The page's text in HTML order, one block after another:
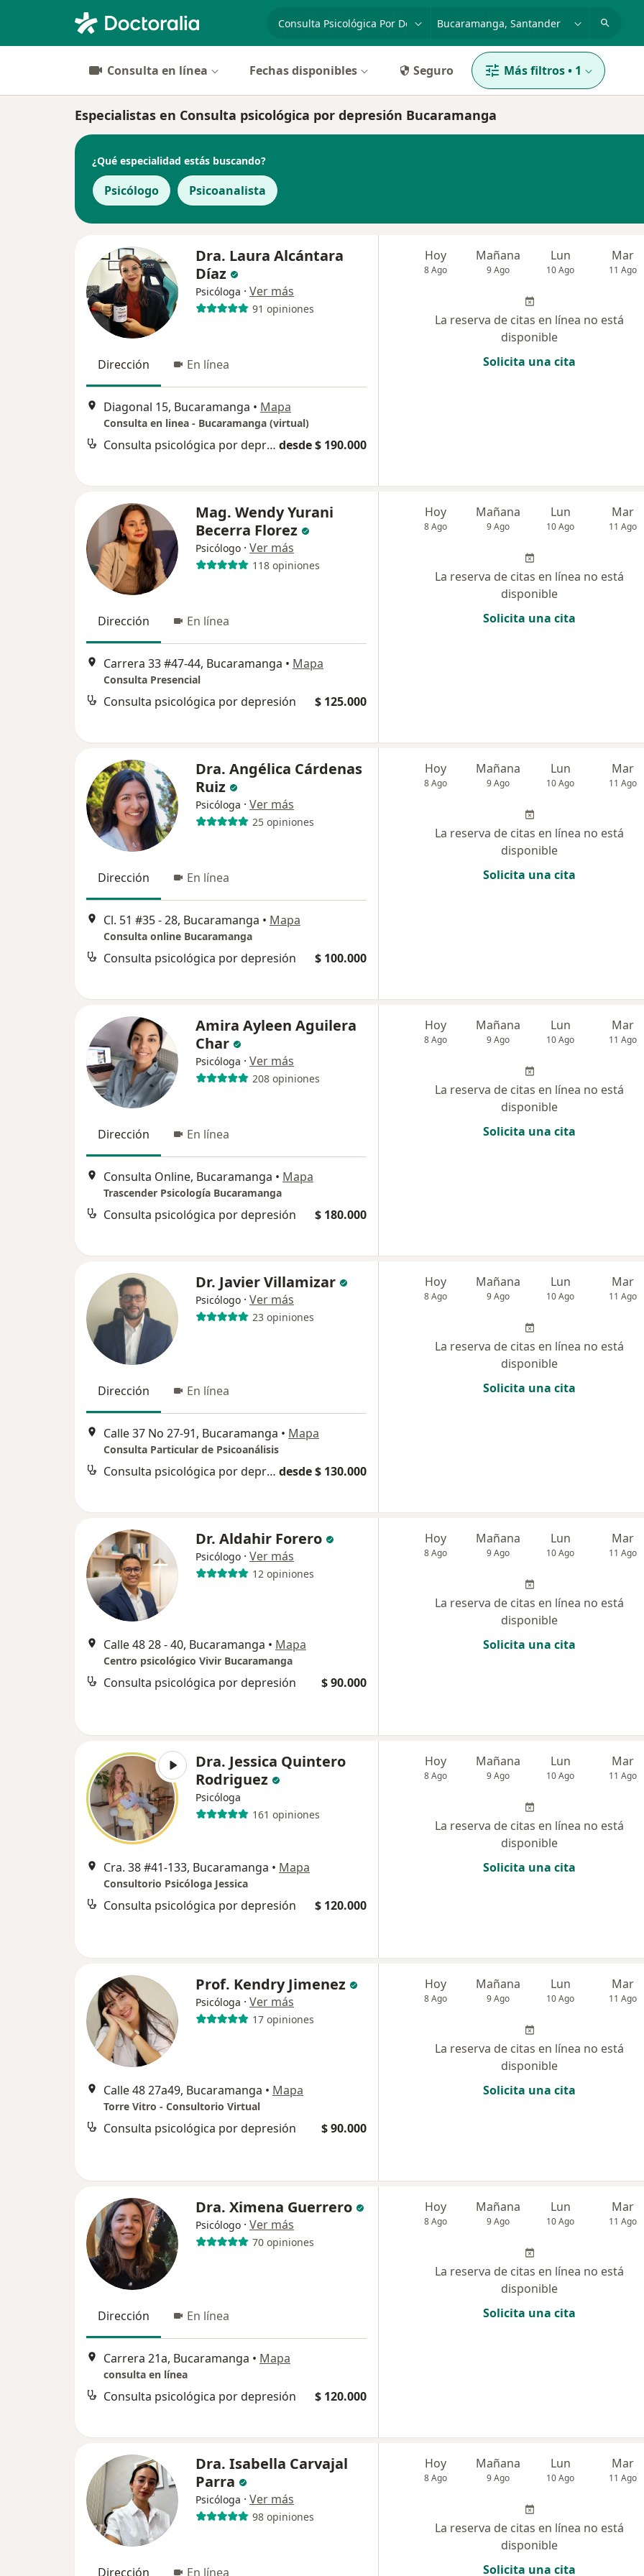
especialidad, enfermedad o nombre
Consulta en línea Fechas disponibles Seguro Más filtros• 1
Especialistas en Consulta psicológica por depresión Bucaramanga
¿Qué especialidad estás buscando?
Psicólogo Psicoanalista
Dra. Laura Alcántara
Díaz
Psicóloga · Ver más
91 opiniones
Dirección En línea
Diagonal 15, Bucaramanga • Mapa
Consulta en linea - Bucaramanga (virtual)
Consulta psicológica por depresión desde $ 190.000
Hoy
8 Ago
Mañana
9 Ago
Lun
10 Ago
Mar
11 Ago
La reserva de citas en línea no está
disponible
Solicita una cita
Mag. Wendy Yurani
Becerra Florez
Psicólogo · Ver más
118 opiniones
Dirección En línea
Carrera 33 #47-44, Bucaramanga • Mapa
Consulta Presencial
Consulta psicológica por depresión $ 125.000
Hoy
8 Ago
Mañana
9 Ago
Lun
10 Ago
Mar
11 Ago
La reserva de citas en línea no está
disponible
Solicita una cita
Dra. Angélica Cárdenas
Ruiz
Psicóloga · Ver más
25 opiniones
Dirección En línea
Cl. 51 #35 - 28, Bucaramanga • Mapa
Consulta online Bucaramanga
Consulta psicológica por depresión $ 100.000
Hoy
8 Ago
Mañana
9 Ago
Lun
10 Ago
Mar
11 Ago
La reserva de citas en línea no está
disponible
Solicita una cita
Amira Ayleen Aguilera
Char
Psicóloga · Ver más
208 opiniones
Dirección En línea
Consulta Online, Bucaramanga • Mapa
Trascender Psicología Bucaramanga
Consulta psicológica por depresión $ 180.000
Hoy
8 Ago
Mañana
9 Ago
Lun
10 Ago
Mar
11 Ago
La reserva de citas en línea no está
disponible
Solicita una cita
Dr. Javier Villamizar
Psicólogo · Ver más
23 opiniones
Dirección En línea
Calle 37 No 27-91, Bucaramanga • Mapa
Consulta Particular de Psicoanálisis
Consulta psicológica por depresión desde $ 130.000
Hoy
8 Ago
Mañana
9 Ago
Lun
10 Ago
Mar
11 Ago
La reserva de citas en línea no está
disponible
Solicita una cita
Dr. Aldahir Forero
Psicólogo · Ver más
12 opiniones
Calle 48 28 - 40, Bucaramanga • Mapa
Centro psicológico Vivir Bucaramanga
Consulta psicológica por depresión $ 90.000
Hoy
8 Ago
Mañana
9 Ago
Lun
10 Ago
Mar
11 Ago
La reserva de citas en línea no está
disponible
Solicita una cita
Dra. Jessica Quintero
Rodriguez
Psicóloga
161 opiniones
Cra. 38 #41-133, Bucaramanga • Mapa
Consultorio Psicóloga Jessica
Consulta psicológica por depresión $ 120.000
Hoy
8 Ago
Mañana
9 Ago
Lun
10 Ago
Mar
11 Ago
La reserva de citas en línea no está
disponible
Solicita una cita
Prof. Kendry Jimenez
Psicóloga · Ver más
17 opiniones
Calle 48 27a49, Bucaramanga • Mapa
Torre Vitro - Consultorio Virtual
Consulta psicológica por depresión $ 90.000
Hoy
8 Ago
Mañana
9 Ago
Lun
10 Ago
Mar
11 Ago
La reserva de citas en línea no está
disponible
Solicita una cita
Dra. Ximena Guerrero
Psicólogo · Ver más
70 opiniones
Dirección En línea
Carrera 21a, Bucaramanga • Mapa
consulta en línea
Consulta psicológica por depresión $ 120.000
Hoy
8 Ago
Mañana
9 Ago
Lun
10 Ago
Mar
11 Ago
La reserva de citas en línea no está
disponible
Solicita una cita
Dra. Isabella Carvajal
Parra
Psicóloga · Ver más
98 opiniones
Dirección En línea
Hoy
8 Ago
Mañana
9 Ago
Lun
10 Ago
Mar
11 Ago
La reserva de citas en línea no está
disponible
Solicita una cita